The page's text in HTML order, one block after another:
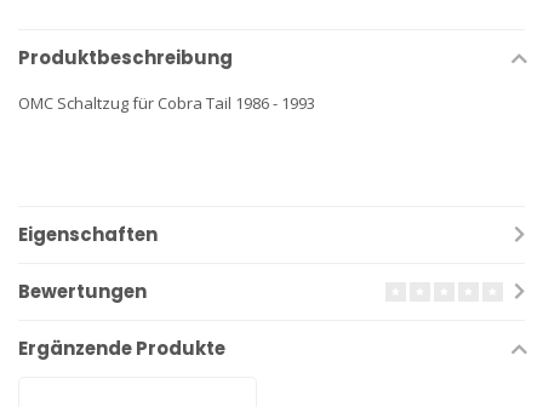
Produktbeschreibung
OMC Schaltzug für Cobra Tail 1986 - 1993
Eigenschaften
Bewertungen
Ergänzende Produkte